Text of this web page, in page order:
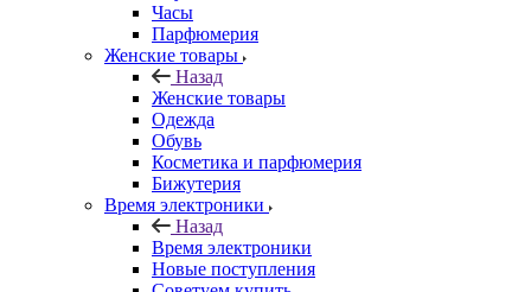
Часы
Парфюмерия
Женские товары
Назад
Женские товары
Одежда
Обувь
Косметика и парфюмерия
Бижутерия
Время электроники
Назад
Время электроники
Новые поступления